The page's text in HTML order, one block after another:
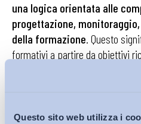
Questo sito web utilizza i
una logica orientata alle
progettazione,
della formazione. Questo
formativi a partire da obiettivi
lavoro e significativi per la
non come formule
valutazione coerenti con ciò